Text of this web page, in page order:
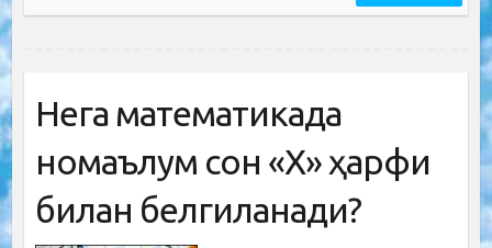
Нега математикада
номаълум сон «Х» ҳарфи
билан белгиланади?